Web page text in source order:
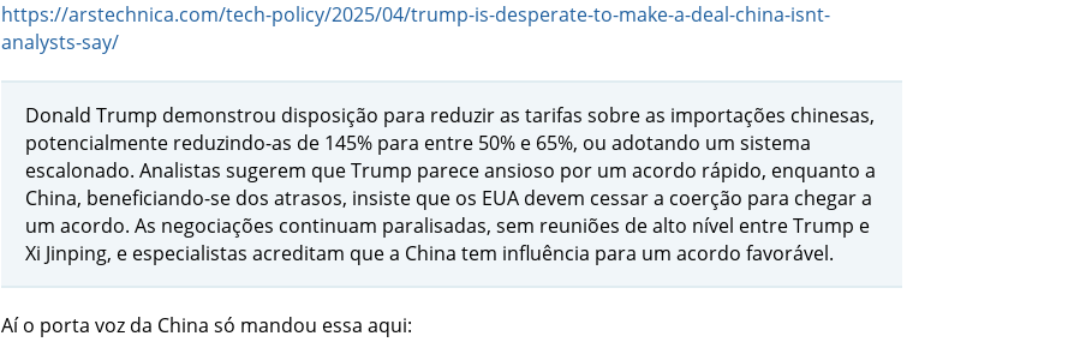
https://arstechnica.com/tech-policy/2025/04/trump-is-desperate-to-make-a-deal-china-isnt-
analysts-say/
Donald Trump demonstrou disposição para reduzir as tarifas sobre as importações chinesas,
potencialmente reduzindo-as de 145% para entre 50% e 65%, ou adotando um sistema
escalonado. Analistas sugerem que Trump parece ansioso por um acordo rápido, enquanto a
China, beneficiando-se dos atrasos, insiste que os EUA devem cessar a coerção para chegar a
um acordo. As negociações continuam paralisadas, sem reuniões de alto nível entre Trump e
Xi Jinping, e especialistas acreditam que a China tem influência para um acordo favorável.
Aí o porta voz da China só mandou essa aqui: